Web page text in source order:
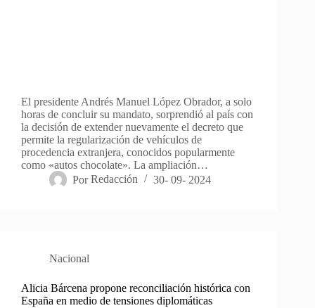
El presidente Andrés Manuel López Obrador, a solo
horas de concluir su mandato, sorprendió al país con
la decisión de extender nuevamente el decreto que
permite la regularización de vehículos de
procedencia extranjera, conocidos popularmente
como «autos chocolate». La ampliación…
Por Redacción 30- 09- 2024
Nacional
Alicia Bárcena propone reconciliación histórica con
España en medio de tensiones diplomáticas